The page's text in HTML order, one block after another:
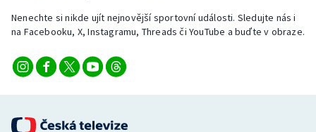
Nenechte si nikde ujít nejnovější sportovní události. Sledujte nás i
na Facebooku, X, Instagramu, Threads či YouTube a buďte v obraze.